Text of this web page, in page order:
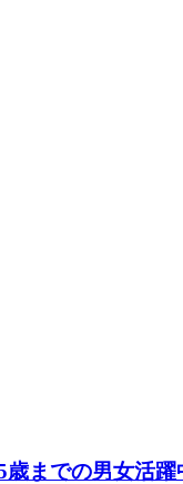
までの男女活